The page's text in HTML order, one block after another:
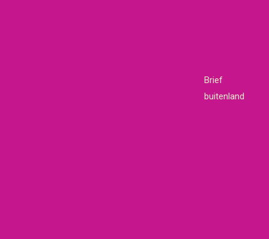
Brief
buitenland